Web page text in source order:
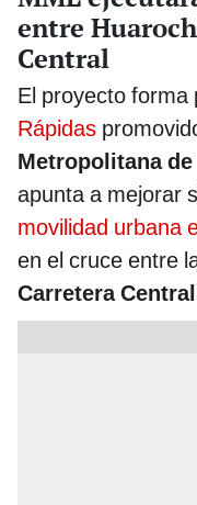
entre
Central
El proyecto forma
Rápidas
Metropolitana
apunta a mejorar
movilidad urbana
en el cruce entre
Carretera Central